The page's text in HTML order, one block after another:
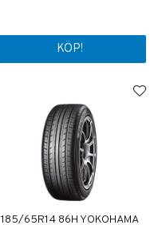
KÖP!
185/65R14 86H YOKOHAMA